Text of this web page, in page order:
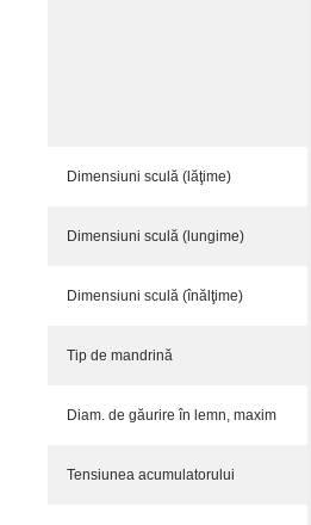
Dimensiuni sculă (lăţime)
Dimensiuni sculă (lungime)
Dimensiuni sculă (înălţime)
Tip de mandrină
Diam. de găurire în lemn, maxim
Tensiunea acumulatorului